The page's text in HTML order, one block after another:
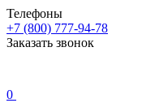
Телефоны
+7 (800) 777-94-78
Заказать звонок
0